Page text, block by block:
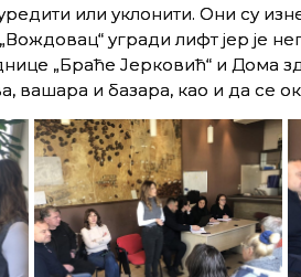
или уклонити. Они су
угради лифт јер је
„Браће Јерковић“ и
вашара и базара, као и да се